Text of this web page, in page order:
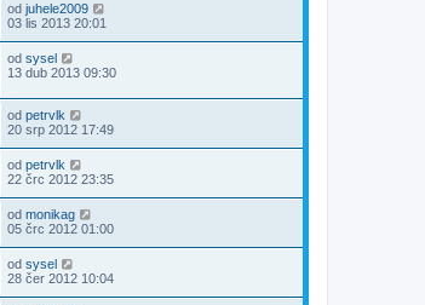
od juhele2009
03 lis 2013 20:01
od sysel
13 dub 2013 09:30
od petrvlk
20 srp 2012 17:49
od petrvlk
22 črc 2012 23:35
od monikag
05 črc 2012 01:00
od sysel
28 čer 2012 10:04